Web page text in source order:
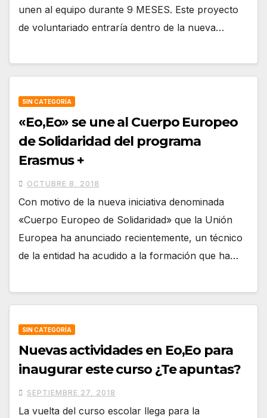
unen al equipo durante 9 MESES. Este proyecto
de voluntariado entraría dentro de la nueva…
SIN CATEGORÍA
«Eo,Eo» se une al Cuerpo Europeo
de Solidaridad del programa
Erasmus +
OCTUBRE 8, 2018
Con motivo de la nueva iniciativa denominada
«Cuerpo Europeo de Solidaridad» que la Unión
Europea ha anunciado recientemente, un técnico
de la entidad ha acudido a la formación que ha…
SIN CATEGORÍA
Nuevas actividades en Eo,Eo para
inaugurar este curso ¿Te apuntas?
SEPTIEMBRE 27, 2018
La vuelta del curso escolar llega para la